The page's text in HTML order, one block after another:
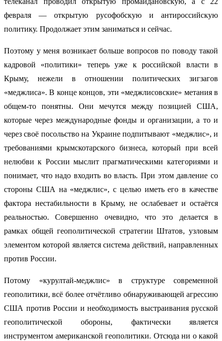
февраля — открытую русофобскую и антироссийскую
политику. Продолжает этим заниматься и сейчас.
Поэтому у меня возникает больше вопросов по поводу такой
кадровой «политики» теперь уже к российской власти в
Крыму, нежели в отношении политических зигзагов
«меджлиса». В конце концов, эти «меджлисовские» метания в
общем-то понятны. Они мечутся между позицией США,
которые через международные фонды и организации, а то и
через своё посольство на Украине подпитывают «меджлис», и
требованиями крымскотарского бизнеса, который при всей
нелюбви к России мыслит прагматическими категориями и
понимает, что надо входить во власть. При этом давление со
стороны США на «меджлис», с целью иметь его в качестве
фактора нестабильности в Крыму, не ослабевает и остаётся
реальностью. Совершенно очевидно, что это делается в
рамках общей геополитической стратегии Штатов, узловым
элементом которой является система действий, направленных
против России.
Потому «курултай-меджлис» в структуре современной
геополитики, всё более отчётливо обнаруживающей агрессию
США против России и необходимость выстраивания русской
геополитической обороны, фактически является
инструментом американской геополитики. Отсюда ни о какой